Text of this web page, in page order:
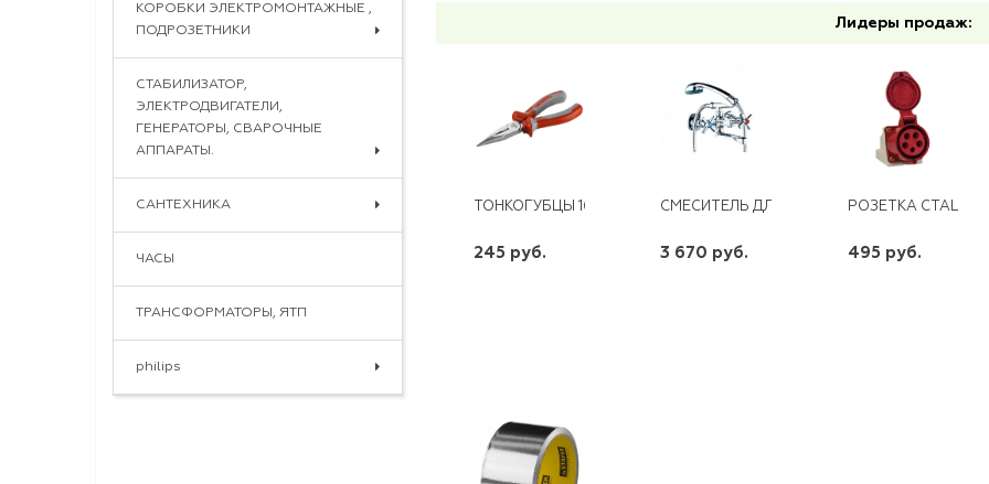
КОРОБКИ ЭЛЕКТРОМОНТАЖНЫЕ ,
ПОДРОЗЕТНИКИ
СТАБИЛИЗАТОР,
ЭЛЕКТРОДВИГАТЕЛИ,
ГЕНЕРАТОРЫ, СВАРОЧНЫЕ
АППАРАТЫ.
САНТЕХНИКА
ЧАСЫ
ТРАНСФОРМАТОРЫ, ЯТП
philips
Лидеры продаж:
ТОНКОГУБЦЫ 160ММ ЗУБР
245 руб.
СМЕСИТЕЛЬ ДЛЯ ВАННЫ С ПЛОСКИМ
3 670 руб.
РОЗЕТКА
495 руб.